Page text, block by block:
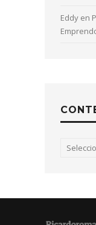
Eddy en